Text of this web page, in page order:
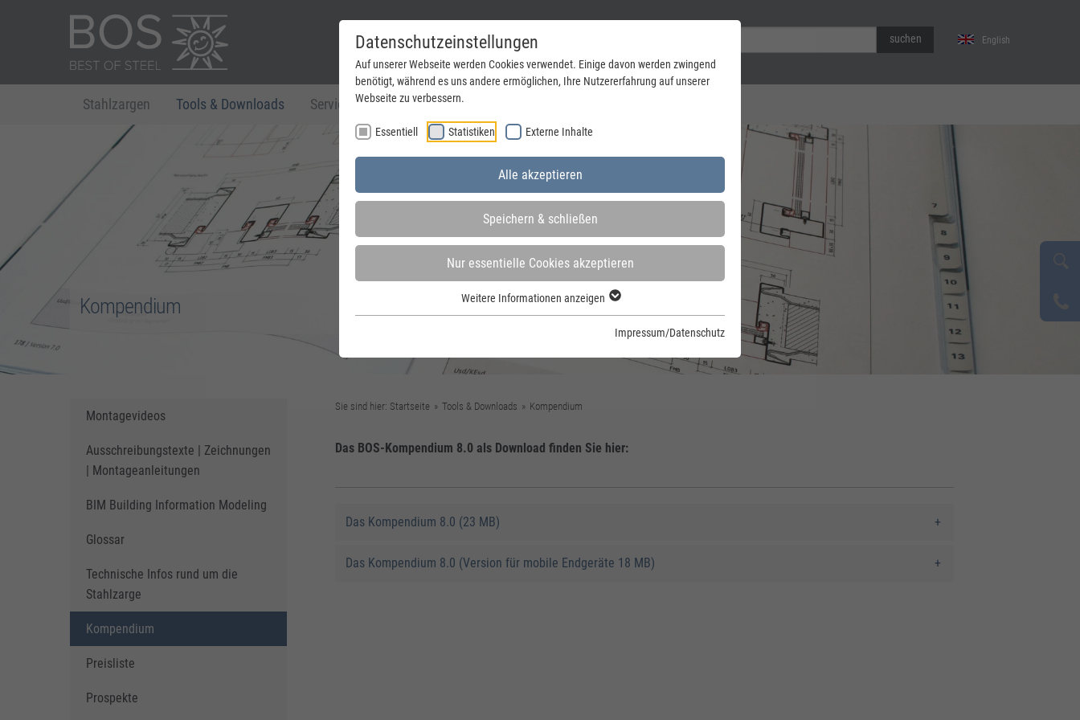
Datenschutzeinstellungen
Auf unserer Webseite werden Cookies verwendet. Einige davon werden zwingend
benötigt, während es uns andere ermöglichen, Ihre Nutzererfahrung auf unserer
Webseite zu verbessern.
Essentiell Statistiken Externe Inhalte
Alle akzeptieren
Speichern & schließen
Nur essentielle Cookies akzeptieren
Weitere Informationen anzeigen
Impressum/Datenschutz
suchen English
Stahlzargen Tools & Downloads Service Unternehmen
Kompendium
Sie sind hier: Startseite » Tools & Downloads » Kompendium
Das BOS-Kompendium 8.0 als Download finden Sie hier:
Das Kompendium 8.0 (23 MB)
Das Kompendium 8.0 (Version für mobile Endgeräte 18 MB)
Montagevideos
Ausschreibungstexte | Zeichnungen
| Montageanleitungen
BIM Building Information Modeling
Glossar
Technische Infos rund um die
Stahlzarge
Kompendium
Preisliste
Prospekte